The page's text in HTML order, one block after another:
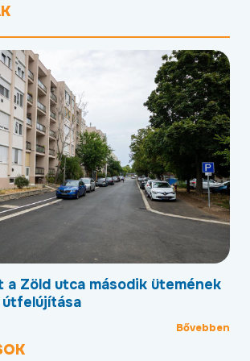
Zöld utca második ütemének
Bővebben